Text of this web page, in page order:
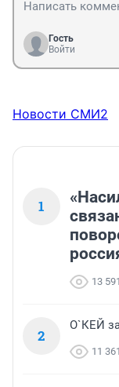
Гость
Войти
Новости СМИ2
1
13 591
2
О`КЕЙ
11 361